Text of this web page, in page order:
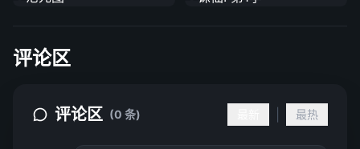
评论区
评论区 (0 条) 最热